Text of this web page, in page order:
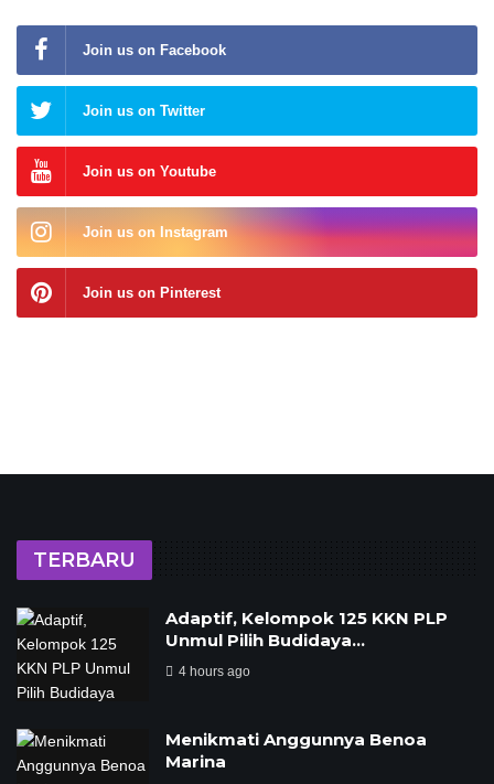
Join us on Facebook
Join us on Twitter
Join us on Youtube
Join us on Instagram
Join us on Pinterest
TERBARU
‎Adaptif, Kelompok 125 KKN PLP
Unmul Pilih Budidaya…
4 hours ago
Menikmati Anggunnya Benoa
Marina